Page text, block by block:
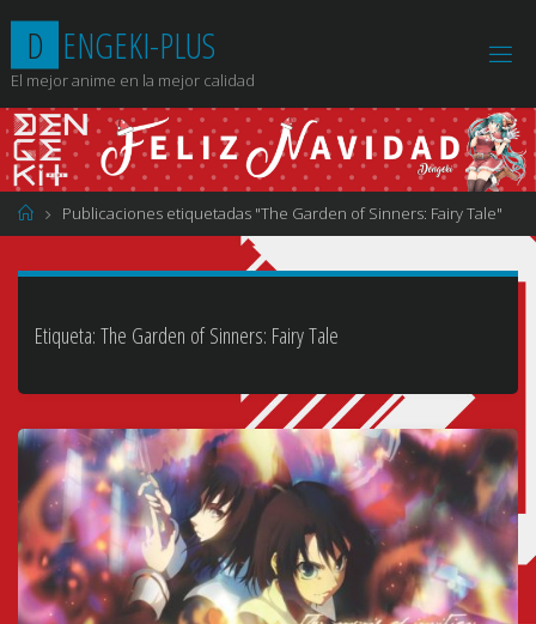
contenido
D ENGEKI-PLUS
El mejor anime en la mejor calidad
Página
de
Publicaciones etiquetadas "The Garden of Sinners: Fairy Tale"
Etiqueta: The Garden of Sinners: Fairy Tale